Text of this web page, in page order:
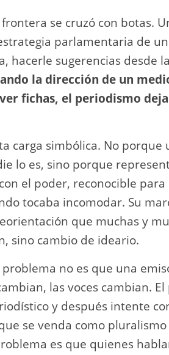
se cruzó con botas.
parlamentaria de
hacerle sugerencias desde
la dirección de un
fichas, el periodismo
carga simbólica. No porque
lo es, sino porque
el poder, reconocible para
tocaba incomodar. Su
que muchas y
sino cambio de ideario.
no es que una
las voces cambian.
y después intente
se venda como
es que quienes